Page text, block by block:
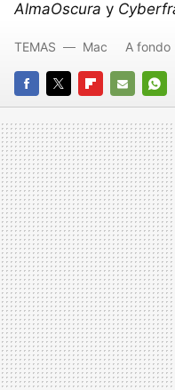
AlmaOscura y
FACEBOOK
TWITTERFLIPBOARD
E-
MAIL
TEMAS Mac A fondo